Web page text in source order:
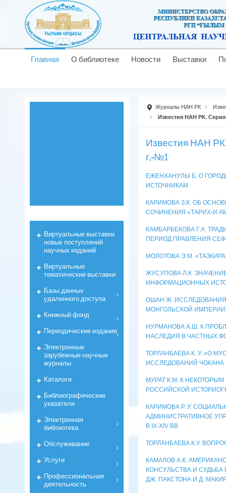
Главная О библиотеке Новости Выставки
Журналы НАН РК
Известия НАН РК.
Известия НАН
г,-№1
ЕЖЕНХАНУЛЫ Б. О
ИСТОЧНИКАМ
КАРИМОВА З.К. ОБ
СОЧИНЕНИЯ «ТАРИХ-И
КАМБАРБЕКОВА Г.А.
ПЕРИОД ПРАВЛЕНИЯ
МОЛОТОВА Э.М.
ЖУСУПОВА Л.К.
ИНФОРМАЦИОННЫХ
ОШАН Ж.
МОНГОЛЬСКОЙ
НУРМАНОВА А.Ш. К
НАСЛЕДИЯ В ЧАСТНЫХ
ТОРЛАНБАЕВА К. У. «О
ИССЛЕДОВАНИЙ
МУРАТ К.М. К
РОССИЙСКОЙ
КАРИМОВА Р. У.
АДМИНИСТРАТИВНОЕ
В IX-XIV ВВ
ТОРЛАНБАЕВА К.У.
КАМАЛОВ А.К.
КОНСУЛЬСТВА И
ДЖ. ПАКСТОНА И Д.
Виртуальные выставки
новых поступлений
научных изданий
Виртуальные
тематические выставки
Базы данных
удаленного доступа
Книжный фонд
Периодические издания
Электронные
зарубежные научные
журналы
Каталоги
Библиографические
указатели
Электронная
библиотека
Обслуживание
Услуги
Профессиональная
деятельность